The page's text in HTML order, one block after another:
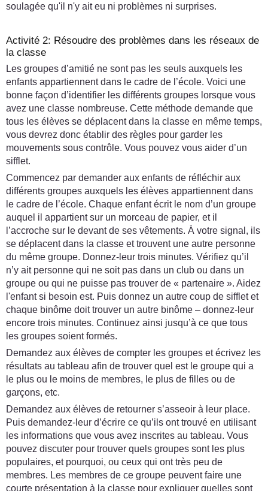
soulagée qu'il n'y ait eu ni problèmes ni surprises.
Activité 2: Résoudre des problèmes dans les réseaux de
la classe
Les groupes d’amitié ne sont pas les seuls auxquels les
enfants appartiennent dans le cadre de l’école. Voici une
bonne façon d’identifier les différents groupes lorsque vous
avez une classe nombreuse. Cette méthode demande que
tous les élèves se déplacent dans la classe en même temps,
vous devrez donc établir des règles pour garder les
mouvements sous contrôle. Vous pouvez vous aider d’un
sifflet.
Commencez par demander aux enfants de réfléchir aux
différents groupes auxquels les élèves appartiennent dans
le cadre de l’école. Chaque enfant écrit le nom d’un groupe
auquel il appartient sur un morceau de papier, et il
l’accroche sur le devant de ses vêtements. À votre signal, ils
se déplacent dans la classe et trouvent une autre personne
du même groupe. Donnez-leur trois minutes. Vérifiez qu’il
n’y ait personne qui ne soit pas dans un club ou dans un
groupe ou qui ne puisse pas trouver de « partenaire ». Aidez
l'enfant si besoin est. Puis donnez un autre coup de sifflet et
chaque binôme doit trouver un autre binôme – donnez-leur
encore trois minutes. Continuez ainsi jusqu’à ce que tous
les groupes soient formés.
Demandez aux élèves de compter les groupes et écrivez les
résultats au tableau afin de trouver quel est le groupe qui a
le plus ou le moins de membres, le plus de filles ou de
garçons, etc.
Demandez aux élèves de retourner s’asseoir à leur place.
Puis demandez-leur d’écrire ce qu’ils ont trouvé en utilisant
les informations que vous avez inscrites au tableau. Vous
pouvez discuter pour trouver quels groupes sont les plus
populaires, et pourquoi, ou ceux qui ont très peu de
membres. Les membres de ce groupe peuvent faire une
courte présentation à la classe pour expliquer quelles sont